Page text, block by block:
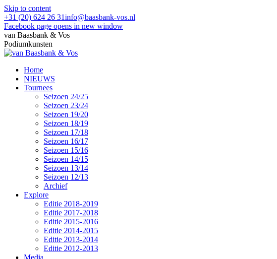
Skip to content
+31 (20) 624 26 31info@baasbank-vos.nl
Facebook page opens in new window
van Baasbank & Vos
Podiumkunsten
Home
NIEUWS
Tournees
Seizoen 24/25
Seizoen 23/24
Seizoen 19/20
Seizoen 18/19
Seizoen 17/18
Seizoen 16/17
Seizoen 15/16
Seizoen 14/15
Seizoen 13/14
Seizoen 12/13
Archief
Explore
Editie 2018-2019
Editie 2017-2018
Editie 2015-2016
Editie 2014-2015
Editie 2013-2014
Editie 2012-2013
Media